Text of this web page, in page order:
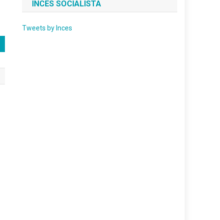
INCES SOCIALISTA
Tweets by Inces